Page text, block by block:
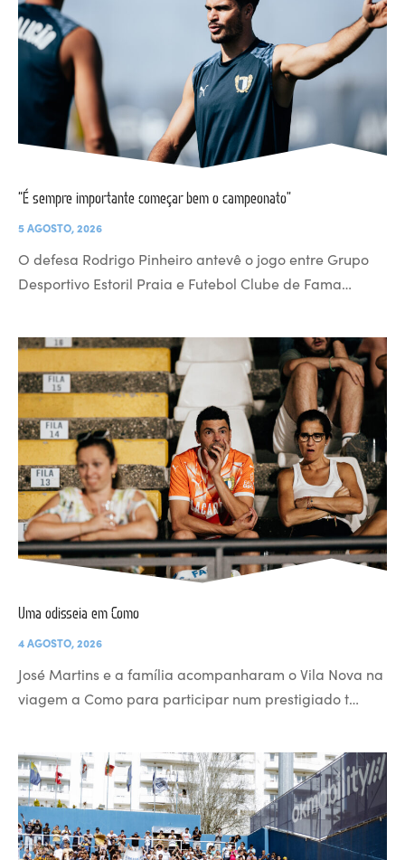
“É sempre importante começar bem o campeonato”
5 AGOSTO, 2026
O defesa Rodrigo Pinheiro antevê o jogo entre Grupo
Desportivo Estoril Praia e Futebol Clube de Fama…
Uma odisseia em Como
4 AGOSTO, 2026
José Martins e a família acompanharam o Vila Nova na
viagem a Como para participar num prestigiado t…